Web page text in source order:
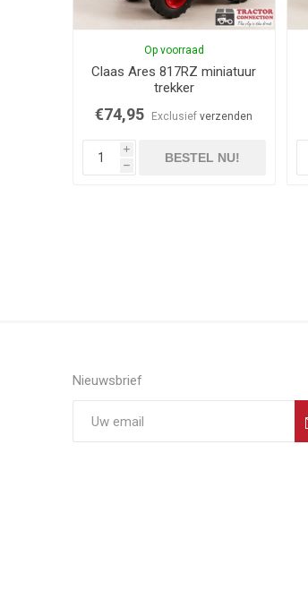
Op voorraad
Claas Ares 817RZ miniatuur
trekker
€74,95 Exclusiefverzenden
i
h
BESTEL NU!
Nieuwsbrief